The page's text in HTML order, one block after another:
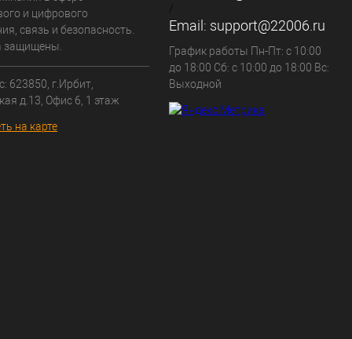
и цифрового
связь и безопасность.
защищены.
623850, г.Ирбит,
д.13, Офис 6, 1 этаж
на карте
/
Email: support@22006.ru
График работы Пн-Пт: с 10:00
до 18:00 Сб: с 10:00 до 18:00 Вс:
Выходной